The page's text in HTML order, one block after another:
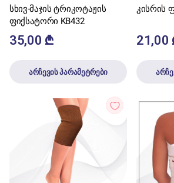
სხივ-მაჯის ტრიკოტაჟის
ფიქსატორი KB432
35,00 ₾
არჩევის პარამეტრები
კისრის
21,00